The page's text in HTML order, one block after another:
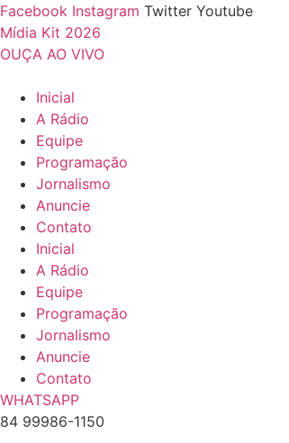
Ir
para
o
Facebook Instagram Twitter Youtube
Mídia Kit 2026
OUÇA AO VIVO
Inicial
A Rádio
Equipe
Programação
Jornalismo
Anuncie
Contato
Inicial
A Rádio
Equipe
Programação
Jornalismo
Anuncie
Contato
WHATSAPP
84 99986-1150